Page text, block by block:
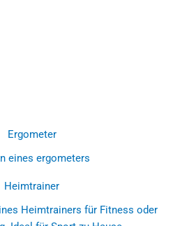
Ergometer
Heimtrainer